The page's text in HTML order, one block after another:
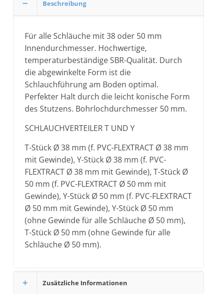
Beschreibung
Für alle Schläuche mit 38 oder 50 mm
Innendurchmesser. Hochwertige,
temperaturbeständige SBR-Qualität. Durch
die abgewinkelte Form ist die
Schlauchführung am Boden optimal.
Perfekter Halt durch die leicht konische Form
des Stutzens. Bohrlochdurchmesser 50 mm.
SCHLAUCHVERTEILER T UND Y
T-Stück Ø 38 mm (f. PVC-FLEXTRACT Ø 38 mm
mit Gewinde), Y-Stück Ø 38 mm (f. PVC-
FLEXTRACT Ø 38 mm mit Gewinde), T-Stück Ø
50 mm (f. PVC-FLEXTRACT Ø 50 mm mit
Gewinde), Y-Stück Ø 50 mm (f. PVC-FLEXTRACT
Ø 50 mm mit Gewinde), Y-Stück Ø 50 mm
(ohne Gewinde für alle Schläuche Ø 50 mm),
T-Stück Ø 50 mm (ohne Gewinde für alle
Schläuche Ø 50 mm).
Zusätzliche Informationen